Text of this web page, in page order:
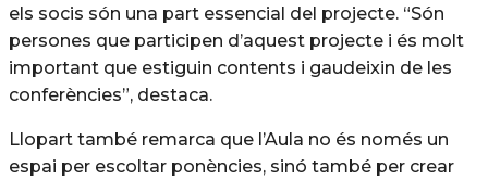
els socis són una part essencial del projecte. “Són
persones que participen d’aquest projecte i és molt
important que estiguin contents i gaudeixin de les
conferències”, destaca.
Llopart també remarca que l’Aula no és només un
espai per escoltar ponències, sinó també per crear